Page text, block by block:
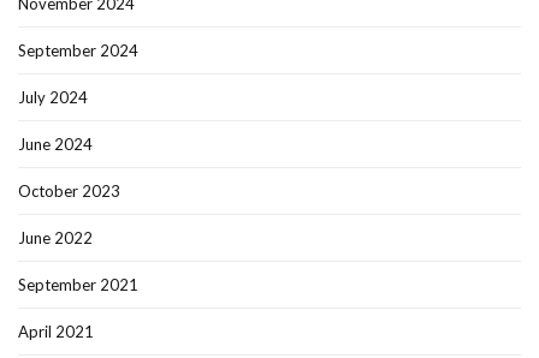
November 2024
September 2024
July 2024
June 2024
October 2023
June 2022
September 2021
April 2021